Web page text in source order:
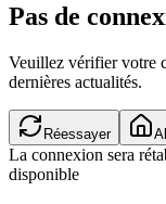
Pas de
Veuillez vérifier votre
dernières actualités.
Réessayer
La connexion sera
disponible